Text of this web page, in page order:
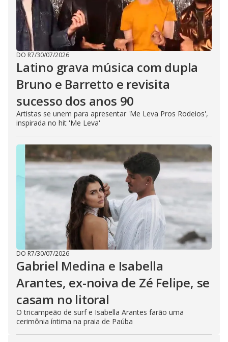
DO R7/30/07/2026
Latino grava música com dupla
Bruno e Barretto e revisita
sucesso dos anos 90
Artistas se unem para apresentar 'Me Leva Pros Rodeios',
inspirada no hit 'Me Leva'
DO R7/30/07/2026
Gabriel Medina e Isabella
Arantes, ex-noiva de Zé Felipe, se
casam no litoral
O tricampeão de surf e Isabella Arantes farão uma
cerimônia íntima na praia de Paúba